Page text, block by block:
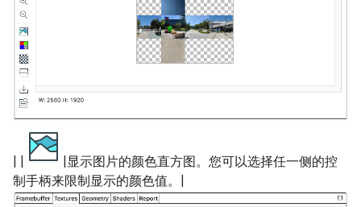
|显示图片的颜色直方图。您可以选择任一侧的控
制手柄来限制显示的颜色值。|